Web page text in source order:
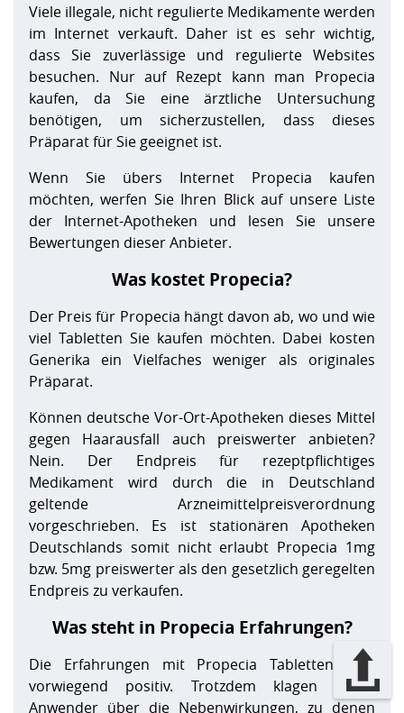
Viele illegale, nicht regulierte Medikamente werden
im Internet verkauft. Daher ist es sehr wichtig,
dass Sie zuverlässige und regulierte Websites
besuchen. Nur auf Rezept kann man Propecia
kaufen, da Sie eine ärztliche Untersuchung
benötigen, um sicherzustellen, dass dieses
Präparat für Sie geeignet ist.
Wenn Sie übers Internet Propecia kaufen
möchten, werfen Sie Ihren Blick auf unsere Liste
der Internet-Apotheken und lesen Sie unsere
Bewertungen dieser Anbieter.
Was kostet Propecia?
Der Preis für Propecia hängt davon ab, wo und wie
viel Tabletten Sie kaufen möchten. Dabei kosten
Generika ein Vielfaches weniger als originales
Präparat.
Können deutsche Vor-Ort-Apotheken dieses Mittel
gegen Haarausfall auch preiswerter anbieten?
Nein. Der Endpreis für rezeptpflichtiges
Medikament wird durch die in Deutschland
geltende Arzneimittelpreisverordnung
vorgeschrieben. Es ist stationären Apotheken
Deutschlands somit nicht erlaubt Propecia 1mg
bzw. 5mg preiswerter als den gesetzlich geregelten
Endpreis zu verkaufen.
Was steht in Propecia Erfahrungen?
Die Erfahrungen mit Propecia Tabletten sind
vorwiegend positiv. Trotzdem klagen einige
Anwender über die Nebenwirkungen, zu denen